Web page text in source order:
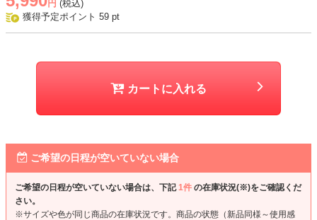
円 (税込)
獲得予定ポイント 59 pt
カートに入れる
ご希望の日程が空いていない場合
ご希望の日程が空いていない場合は、下記1件 の在庫状況(※)をご確認くだ
さい。
※サイズや色が同じ商品の在庫状況です。商品の状態（新品同様～使用感